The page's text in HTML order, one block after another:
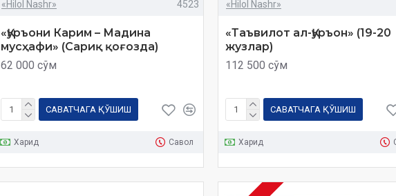
«Hilol Nashr» 4523
«Қуръони Карим – Мадина
мусҳафи» (Сариқ қоғозда)
62 000 сўм
САВАТЧАГА ҚЎШИШ
Харид Савол
«Hilol Nashr»
«Таъвилот ал-Қуръон» (19-20
жузлар)
112 500 сўм
САВАТЧАГА ҚЎШИШ
Харид